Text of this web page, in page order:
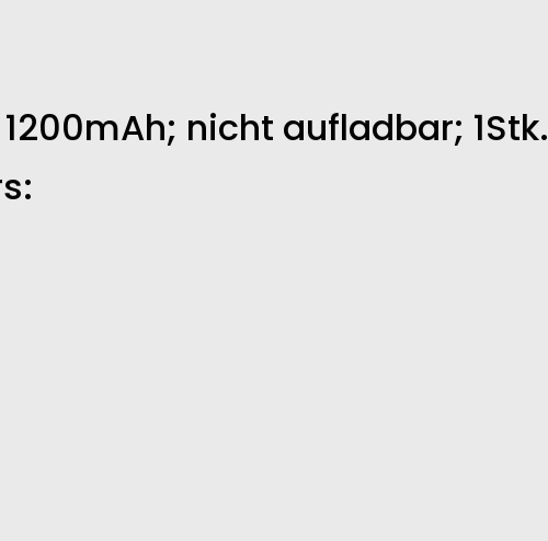
nicht aufladbar; 1Stk.